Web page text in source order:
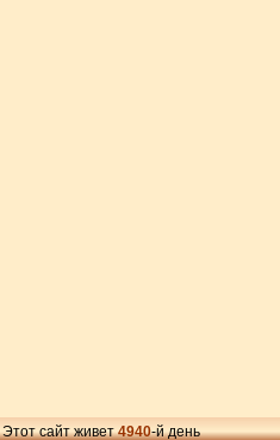
Этот сайт живет4940-й день